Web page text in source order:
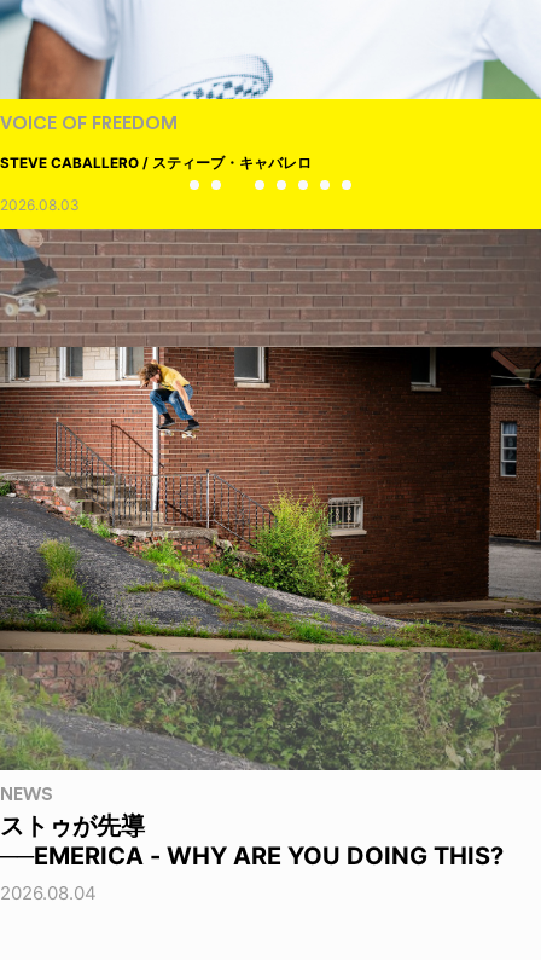
VOICE OF FREEDOM
STEVE CABALLERO / スティーブ・キャバレロ
2026.08.03
NEWS
ストゥが先導
──EMERICA - WHY ARE YOU DOING THIS?
2026.08.04